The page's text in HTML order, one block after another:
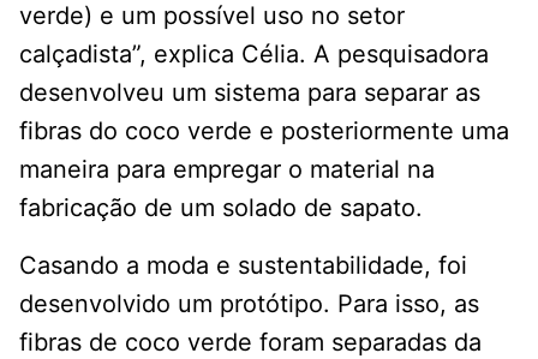
verde) e um possível uso no setor
calçadista”, explica Célia. A pesquisadora
desenvolveu um sistema para separar as
fibras do coco verde e posteriormente uma
maneira para empregar o material na
fabricação de um solado de sapato.
Casando a moda e sustentabilidade, foi
desenvolvido um protótipo. Para isso, as
fibras de coco verde foram separadas da